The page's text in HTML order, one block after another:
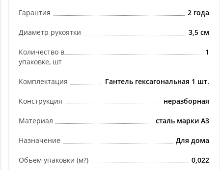
Гарантия 2 года
Диаметр рукоятки 3,5 см
Количество в
упаковке, шт
1
Комплектация Гантель гексагональная 1 шт.
Конструкция неразборная
Материал сталь марки А3
Назначение Для дома
Объем упаковки (м?) 0,022